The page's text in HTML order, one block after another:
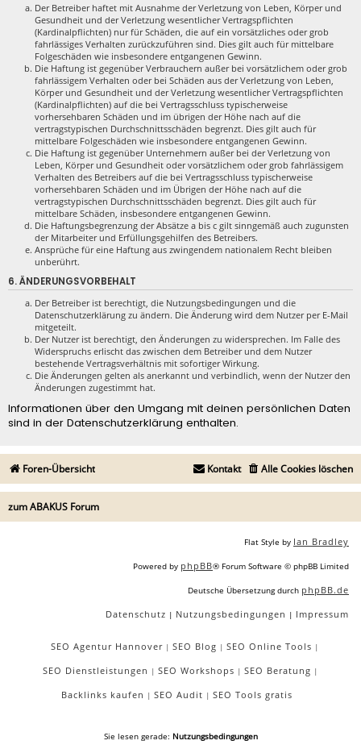
Der Betreiber haftet mit Ausnahme der Verletzung von Leben, Körper und
Gesundheit und der Verletzung wesentlicher Vertragspflichten
(Kardinalpflichten) nur für Schäden, die auf ein vorsätzliches oder grob
fahrlässiges Verhalten zurückzuführen sind. Dies gilt auch für mittelbare
Folgeschäden wie insbesondere entgangenen Gewinn.
Die Haftung ist gegenüber Verbrauchern außer bei vorsätzlichem oder grob
fahrlässigem Verhalten oder bei Schäden aus der Verletzung von Leben,
Körper und Gesundheit und der Verletzung wesentlicher Vertragspflichten
(Kardinalpflichten) auf die bei Vertragsschluss typischerweise
vorhersehbaren Schäden und im übrigen der Höhe nach auf die
vertragstypischen Durchschnittsschäden begrenzt. Dies gilt auch für
mittelbare Folgeschäden wie insbesondere entgangenen Gewinn.
Die Haftung ist gegenüber Unternehmern außer bei der Verletzung von
Leben, Körper und Gesundheit oder vorsätzlichem oder grob fahrlässigem
Verhalten des Betreibers auf die bei Vertragsschluss typischerweise
vorhersehbaren Schäden und im Übrigen der Höhe nach auf die
vertragstypischen Durchschnittsschäden begrenzt. Dies gilt auch für
mittelbare Schäden, insbesondere entgangenen Gewinn.
Die Haftungsbegrenzung der Absätze a bis c gilt sinngemäß auch zugunsten
der Mitarbeiter und Erfüllungsgehilfen des Betreibers.
Ansprüche für eine Haftung aus zwingendem nationalem Recht bleiben
unberührt.
6. ÄNDERUNGSVORBEHALT
Der Betreiber ist berechtigt, die Nutzungsbedingungen und die
Datenschutzerklärung zu ändern. Die Änderung wird dem Nutzer per E-Mail
mitgeteilt.
Der Nutzer ist berechtigt, den Änderungen zu widersprechen. Im Falle des
Widerspruchs erlischt das zwischen dem Betreiber und dem Nutzer
bestehende Vertragsverhältnis mit sofortiger Wirkung.
Die Änderungen gelten als anerkannt und verbindlich, wenn der Nutzer den
Änderungen zugestimmt hat.
Informationen über den Umgang mit deinen persönlichen Daten
sind in der Datenschutzerklärung enthalten.
Foren-Übersicht Alle Cookies löschen
Kontakt
zum ABAKUS Forum
Flat Style by Ian Bradley
Powered by phpBB® Forum Software © phpBB Limited
Deutsche Übersetzung durch phpBB.de
Datenschutz | Nutzungsbedingungen | Impressum
SEO Agentur Hannover| SEO Blog | SEO Online Tools |
SEO Dienstleistungen | SEO Workshops | SEO Beratung |
Backlinks kaufen | SEO Audit | SEO Tools gratis
Sie lesen gerade: Nutzungsbedingungen